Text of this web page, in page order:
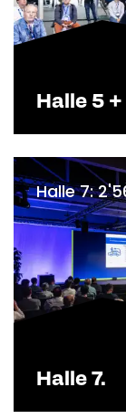
Halle 5 +
Halle 7:
Halle 7.